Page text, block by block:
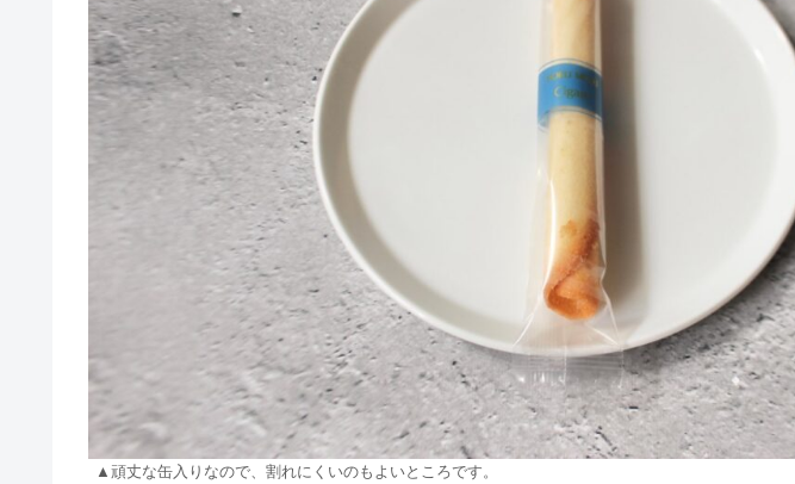
▲頑丈な缶入りなので、割れにくいのもよいところです。